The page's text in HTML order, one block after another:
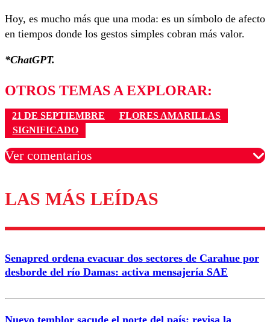
Hoy, es mucho más que una moda: es un símbolo de afecto
en tiempos donde los gestos simples cobran más valor.
*ChatGPT.
OTROS TEMAS A EXPLORAR:
21 DE SEPTIEMBRE
FLORES AMARILLAS
SIGNIFICADO
Ver comentarios
Los comentarios son moderados para garantizar un
diálogo respetuoso.
Nombre
Correo
LAS MÁS LEÍDAS
Senapred ordena evacuar dos sectores de Carahue por
desborde del río Damas: activa mensajería SAE